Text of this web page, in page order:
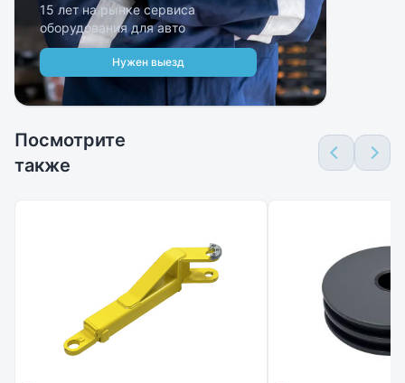
15 лет на рынке сервиса
оборудования для авто
Нужен выезд
Посмотрите
также